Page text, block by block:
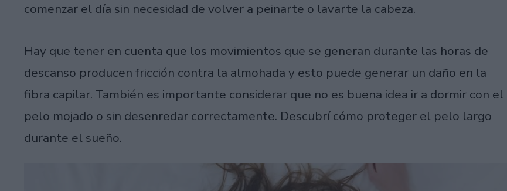
comenzar el día sin necesidad de volver a peinarte o lavarte la cabeza.
Hay que tener en cuenta que los movimientos que se generan durante las horas de
descanso producen fricción contra la almohada y esto puede generar un daño en la
fibra capilar. También es importante considerar que no es buena idea ir a dormir con el
pelo mojado o sin desenredar correctamente. Descubrí cómo proteger el pelo largo
durante el sueño.